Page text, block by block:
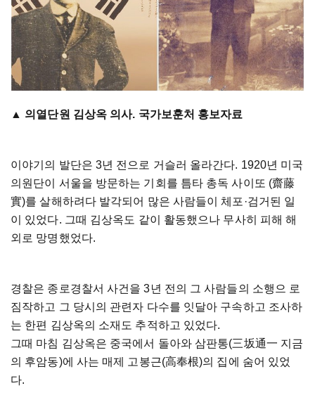
▲ 의열단원 김상옥 의사. 국가보훈처 홍보자료
이야기의 발단은 3년 전으로 거슬러 올라간다. 1920년 미국
의원단이 서울을 방문하는 기회를 틈타 총독 사이또 (齋藤
實)를 살해하려다 발각되어 많은 사람들이 체포·검거된 일
이 있었다. 그때 김상옥도 같이 활동했으나 무사히 피해 해
외로 망명했었다.
경찰은 종로경찰서 사건을 3년 전의 그 사람들의 소행으 로
짐작하고 그 당시의 관련자 다수를 잇달아 구속하고 조사하
는 한편 김상옥의 소재도 추적하고 있었다.
그때 마침 김상옥은 중국에서 돌아와 삼판통(三坂通一 지금
의 후암동)에 사는 매제 고봉근(高奉根)의 집에 숨어 있었
다.